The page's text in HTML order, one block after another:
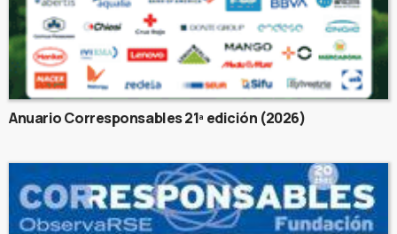
Anuario Corresponsables 21ª edición (2026)